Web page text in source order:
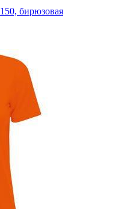
бирюзовая